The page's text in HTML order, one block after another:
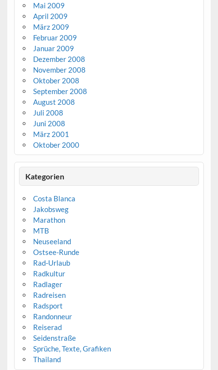
Mai 2009
April 2009
März 2009
Februar 2009
Januar 2009
Dezember 2008
November 2008
Oktober 2008
September 2008
August 2008
Juli 2008
Juni 2008
März 2001
Oktober 2000
Kategorien
Costa Blanca
Jakobsweg
Marathon
MTB
Neuseeland
Ostsee-Runde
Rad-Urlaub
Radkultur
Radlager
Radreisen
Radsport
Randonneur
Reiserad
Seidenstraße
Sprüche, Texte, Grafiken
Thailand